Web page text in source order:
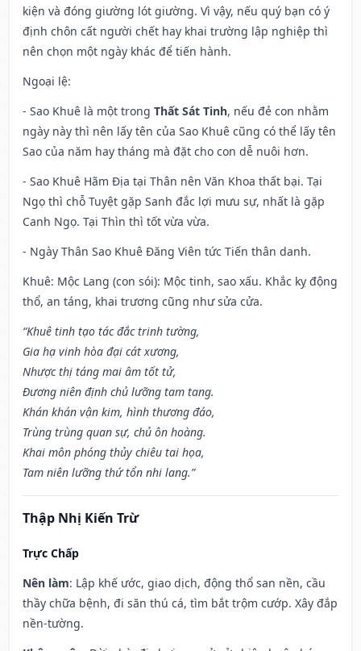
kiện và đóng giường lót giường. Vì vậy, nếu quý bạn có ý
định chôn cất người chết hay khai trường lập nghiệp thì
nên chọn một ngày khác để tiến hành.
Ngoại lệ:
- Sao Khuê là một trong Thất Sát Tinh, nếu đẻ con nhằm
ngày này thì nên lấy tên của Sao Khuê cũng có thể lấy tên
Sao của năm hay tháng mà đặt cho con dễ nuôi hơn.
- Sao Khuê Hãm Địa tại Thân nên Văn Khoa thất bại. Tại
Ngọ thì chỗ Tuyệt gặp Sanh đắc lợi mưu sự, nhất là gặp
Canh Ngọ. Tại Thìn thì tốt vừa vừa.
- Ngày Thân Sao Khuê Đăng Viên tức Tiến thân danh.
Khuê: Mộc Lang (con sói): Mộc tinh, sao xấu. Khắc kỵ động
thổ, an táng, khai trương cũng như sửa cửa.
“Khuê tinh tạo tác đắc trinh tường,
Gia hạ vinh hòa đại cát xương,
Nhược thị táng mai âm tốt tử,
Đương niên định chủ lưỡng tam tang.
Khán khán vận kim, hình thương đáo,
Trùng trùng quan sự, chủ ôn hoàng.
Khai môn phóng thủy chiêu tai họa,
Tam niên lưỡng thứ tổn nhi lang.”
Thập Nhị Kiến Trừ
Trực Chấp
Nên làm: Lập khế ước, giao dịch, động thổ san nền, cầu
thầy chữa bệnh, đi săn thú cá, tìm bắt trộm cướp. Xây đắp
nền-tường.